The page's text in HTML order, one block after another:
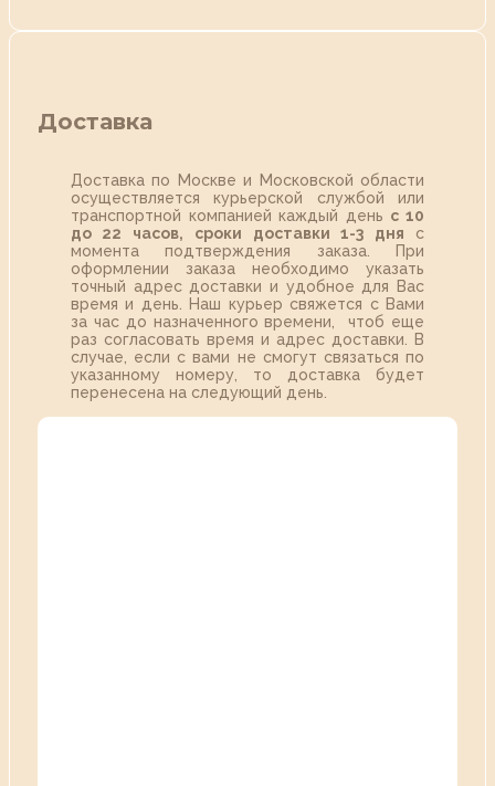
Доставка
Доставка по Москве и Московской области
осуществляется курьерской службой или
транспортной компанией каждый день с 10
до 22 часов,
сроки доставки 1-3 дня с
момента подтверждения заказа. При
оформлении заказа необходимо указать
точный адрес доставки и удобное для Вас
время и день. Наш курьер свяжется с Вами
за час до назначенного времени, чтоб еще
раз согласовать время и адрес доставки. В
случае, если с вами не смогут связаться по
указанному номеру, то доставка будет
перенесена на следующий день.